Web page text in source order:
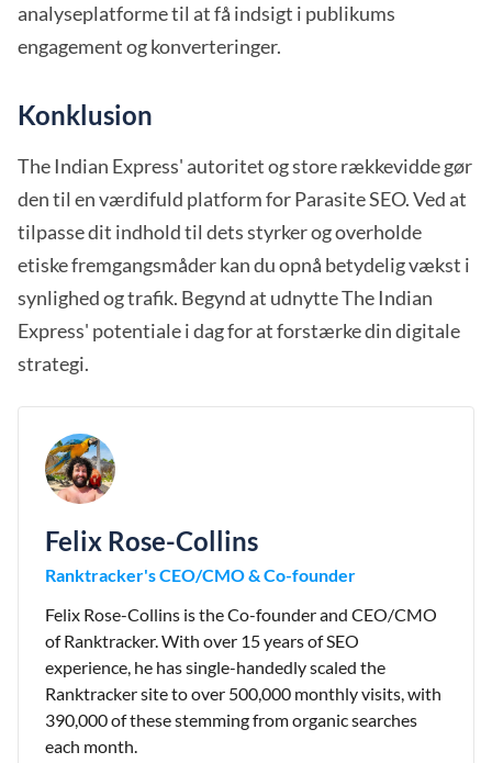
analyseplatforme til at få indsigt i publikums
engagement og konverteringer.
Konklusion
The Indian Express' autoritet og store rækkevidde gør
den til en værdifuld platform for Parasite SEO. Ved at
tilpasse dit indhold til dets styrker og overholde
etiske fremgangsmåder kan du opnå betydelig vækst i
synlighed og trafik. Begynd at udnytte The Indian
Express' potentiale i dag for at forstærke din digitale
strategi.
Felix Rose-Collins
Ranktracker's CEO/CMO & Co-founder
Felix Rose-Collins is the Co-founder and CEO/CMO
of Ranktracker. With over 15 years of SEO
experience, he has single-handedly scaled the
Ranktracker site to over 500,000 monthly visits, with
390,000 of these stemming from organic searches
each month.